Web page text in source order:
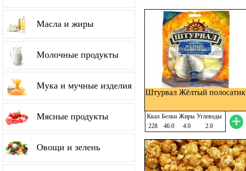
Масла и жиры
Молочные продукты
Мука и мучные изделия
Мясные продукты
Овощи и зелень
Штурвал Жёлтый полосатик
Ккал Белки Жиры Углеводы
228
46.0 4.0 2.0